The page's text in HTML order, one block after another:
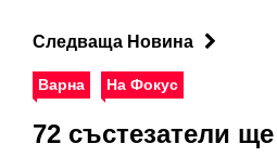
Следваща Новина
Варна На Фокус
72 състезатели